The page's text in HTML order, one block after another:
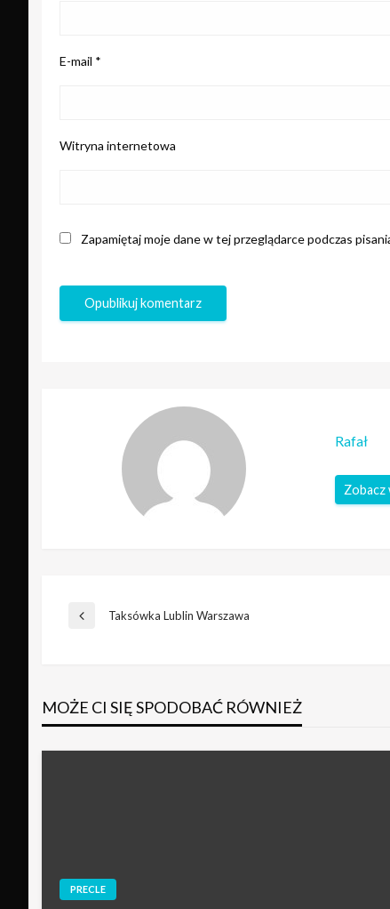
E-mail *
Witryna internetowa
Zapamiętaj moje dane w tej przeglądarce podczas
Rafał
Zobacz
Nawigacja
Poprzedni
Taksówka Lublin Warszawa
MOŻE CI SIĘ SPODOBAĆ RÓWNIEŻ
PRECLE